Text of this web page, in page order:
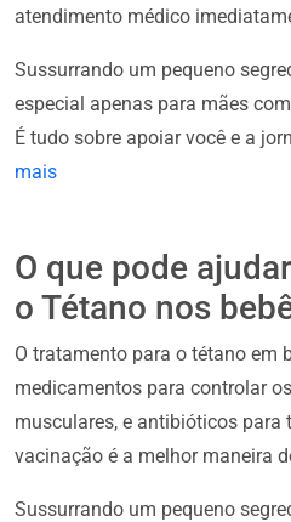
atendimento médico
Sussurrando um pequeno
especial apenas para mães
É tudo sobre apoiar você e a
mais
O que pode
o Tétano nos
O tratamento para o tétano em
medicamentos para controlar
musculares, e antibióticos para
vacinação é a melhor maneira
Sussurrando um pequeno